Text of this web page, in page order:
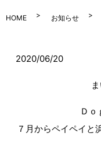
HOME お知らせ
2020/06/20
Ｄｏ
７月からペイペイと